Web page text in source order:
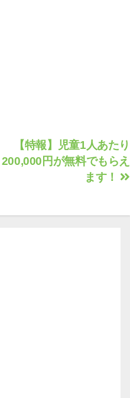
【特報】児童1人あたり
200,000円が無料でもらえ
ます！